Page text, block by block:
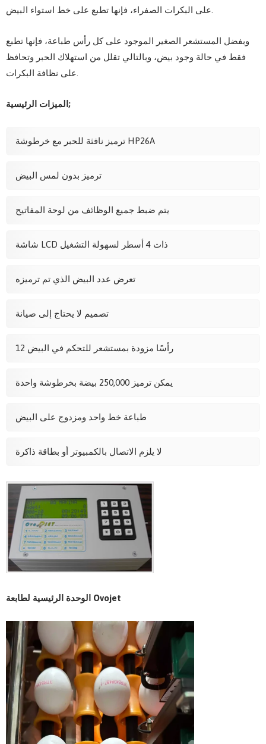
وبفضل المستشعر الصغير الموجود على كل رأس طباعة، فإنها تطبع
فقط في حالة وجود بيض، وبالتالي تقلل من استهلاك الحبر وتحافظ
الميزات الرئيسية;
ترميز نافثة للحبر مع خرطوشة HP26A
ترميز بدون لمس البيض
يتم ضبط جميع الوظائف من لوحة المفاتيح
شاشة LCD ذات 4 أسطر لسهولة التشغيل
تعرض عدد البيض الذي تم ترميزه
تصميم لا يحتاج إلى صيانة
12 رأسًا مزودة بمستشعر للتحكم في البيض
يمكن ترميز 250,000 بيضة بخرطوشة واحدة
طباعة خط واحد ومزدوج على البيض
لا يلزم الاتصال بالكمبيوتر أو بطاقة ذاكرة
الوحدة الرئيسية لطابعة Ovojet